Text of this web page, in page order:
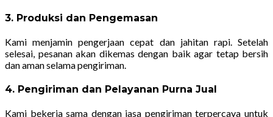
3. Produksi dan Pengemasan
Kami menjamin pengerjaan cepat dan jahitan rapi. Setelah
selesai, pesanan akan dikemas dengan baik agar tetap bersih
dan aman selama pengiriman.
4. Pengiriman dan Pelayanan Purna Jual
Kami bekerja sama dengan jasa pengiriman terpercaya untuk